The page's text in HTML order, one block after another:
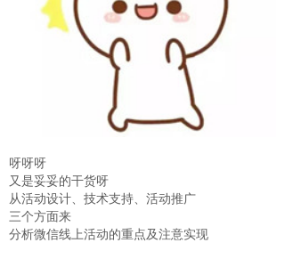
呀呀呀
又是妥妥的干货呀
从活动设计、技术支持、活动推广
三个方面来
分析微信线上活动的重点及注意实现